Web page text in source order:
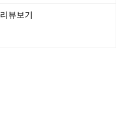
리뷰보기